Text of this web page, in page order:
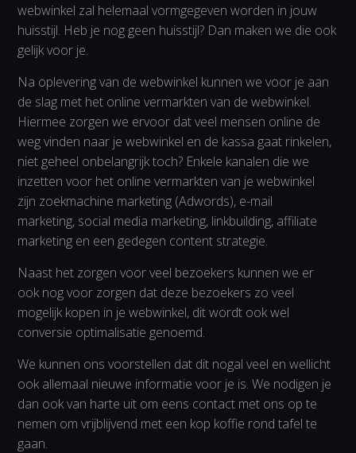
webwinkel zal helemaal vormgegeven worden in jouw
huisstijl. Heb je nog geen huisstijl? Dan maken we die ook
gelijk voor je.
Na oplevering van de webwinkel kunnen we voor je aan
de slag met het online vermarkten van de webwinkel.
Hiermee zorgen we ervoor dat veel mensen online de
weg vinden naar je webwinkel en de kassa gaat rinkelen,
niet geheel onbelangrijk toch? Enkele kanalen die we
inzetten voor het online vermarkten van je webwinkel
zijn zoekmachine marketing (Adwords), e-mail
marketing, social media marketing, linkbuilding, affiliate
marketing en een gedegen content strategie.
Naast het zorgen voor veel bezoekers kunnen we er
ook nog voor zorgen dat deze bezoekers zo veel
mogelijk kopen in je webwinkel, dit wordt ook wel
conversie optimalisatie genoemd.
We kunnen ons voorstellen dat dit nogal veel en wellicht
ook allemaal nieuwe informatie voor je is. We nodigen je
dan ook van harte uit om eens contact met ons op te
nemen om vrijblijvend met een kop koffie rond tafel te
gaan.